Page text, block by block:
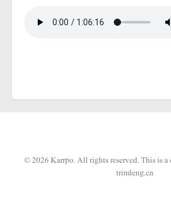
© 2026 Karrpo. All rights reserved.This is
trimleng.cn